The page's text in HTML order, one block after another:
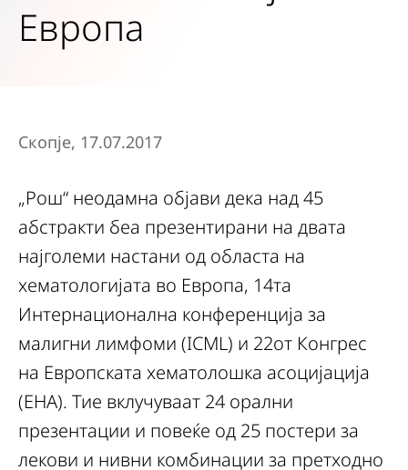
Европа
Скопје, 17.07.2017
„Рош“ неодамна објави дека над 45
абстракти беа презентирани на двата
најголеми настани од областа на
хематологијата во Европа, 14та
Интернационална конференција за
малигни лимфоми (ICML) и 22от Конгрес
на Европската хематолошка асоцијација
(ЕНА). Тие вклучуваат 24 орални
презентации и повеќе од 25 постери за
лекови и нивни комбинации за претходно